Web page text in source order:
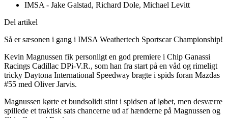
IMSA - Jake Galstad, Richard Dole, Michael Levitt
Del artikel
Så er sæsonen i gang i IMSA Weathertech Sportscar Championship!
Kevin Magnussen fik personligt en god premiere i Chip Ganassi
Racings Cadillac DPi-V.R., som han fra start på en våd og rimeligt
tricky Daytona International Speedway bragte i spids foran Mazdas
#55 med Oliver Jarvis.
Magnussen kørte et bundsolidt stint i spidsen af løbet, men desværre
spillede et traktisk sats chancerne ud af hænderne på Magnussen og